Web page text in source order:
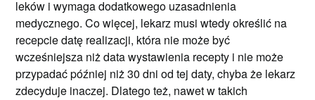
leków i wymaga dodatkowego uzasadnienia
medycznego. Co więcej, lekarz musi wtedy określić na
recepcie datę realizacji, która nie może być
wcześniejsza niż data wystawienia recepty i nie może
przypadać później niż 30 dni od tej daty, chyba że lekarz
zdecyduje inaczej. Dlatego też, nawet w takich